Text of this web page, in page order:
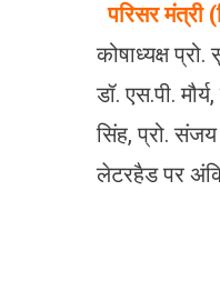
परिसर मंत्री
कोषाध्यक्ष
डॉ. एस.पी.
सिंह, प्रो. संजय
लेटरहैड पर